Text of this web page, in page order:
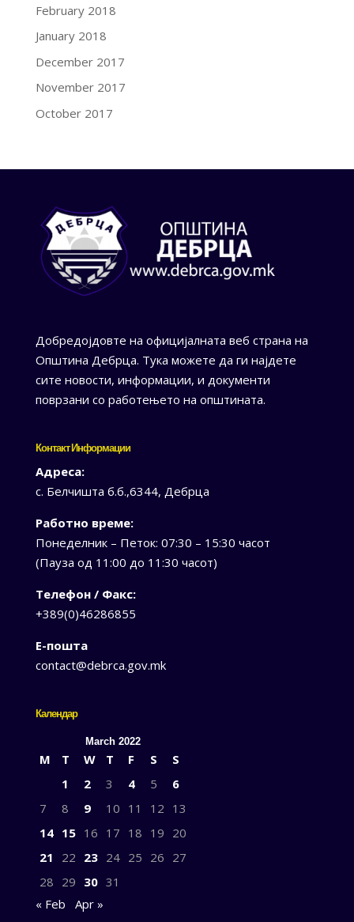
February 2018
January 2018
December 2017
November 2017
October 2017
Добредојдовте на официјалната веб страна на
Општина Дебрца. Тука можете да ги најдете
сите новости, информации, и документи
поврзани со работењето на општината.
Контакт Информации
Адреса:
с. Белчишта б.б.,6344, Дебрца
Работно време:
Понеделник – Петок: 07:30 – 15:30 часот
(Пауза од 11:00 до 11:30 часот)
Телефон / Факс:
+389(0)46286855
Е-пошта
contact@debrca.gov.mk
Календар
March 2022
M T W T F S
S
1
2 3 4 5
6
7
8 9 10 11 12 13
14 15 16 17 18 19 20
21
22 23 24 25 26 27
28 29 30 31
« Feb
Apr »